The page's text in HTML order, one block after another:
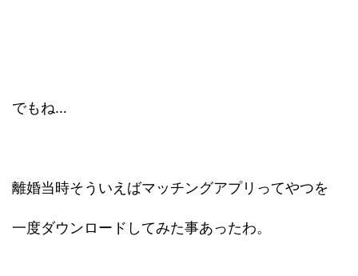
でもね…
離婚当時そういえばマッチングアプリってやつを
一度ダウンロードしてみた事あったわ。